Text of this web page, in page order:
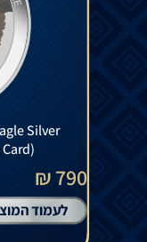
Silver
790 ₪
לעמוד